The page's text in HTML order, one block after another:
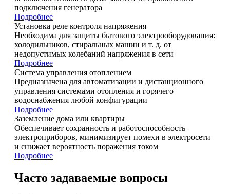
подключения генератора
Подробнее
Установка реле контроля напряжения
Необходима для защиты бытового электрооборудования:
холодильников, стиральных машин и т. д. от
недопустимых колебаний напряжения в сети
Подробнее
Система управления отоплением
Предназначена для автоматизации и дистанционного
управления системами отопления и горячего
водоснабжения любой конфигурации
Подробнее
Заземление дома или квартиры
Обеспечивает сохранность и работоспособность
электроприборов, минимизирует помехи в электросети
и снижает вероятность поражения током
Подробнее
Часто задаваемые вопросы